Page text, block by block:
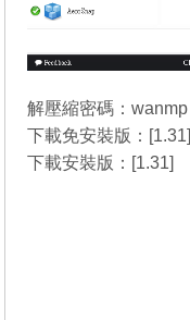
解壓縮密碼：wanmp
下載免安裝版：[1.31]
下載安裝版：[1.31]